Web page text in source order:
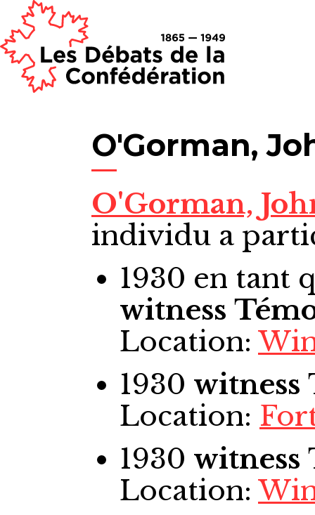
O'Gorman,
O'Gorman,
individu a
1930 en tant
witness
Location:
1930 witness
Location:
1930 witness
Location: